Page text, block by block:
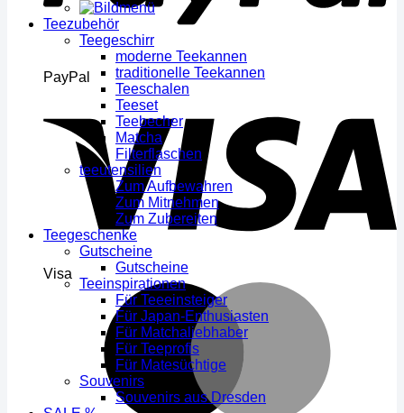
PayPal
Visa
Teezubehör
Teegeschirr
moderne Teekannen
traditionelle Teekannen
Teeschalen
Teeset
Teebecher
Matcha
Filterflaschen
teeutensilien
Zum Aufbewahren
Zum Mitnehmen
Zum Zubereiten
Teegeschenke
Gutscheine
Gutscheine
Teeinspirationen
Für Teeeinsteiger
Für Japan-Enthusiasten
Für Matchaliebhaber
Für Teeprofis
Für Matesüchtige
Souvenirs
Souvenirs aus Dresden